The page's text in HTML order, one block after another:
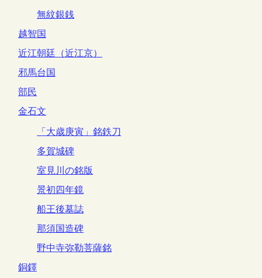
無紋銀銭
越智国
近江朝廷（近江京）
邪馬台国
部民
金石文
「大歳庚寅」銘鉄刀
多賀城碑
室見川の銘版
景初四年鏡
船王後墓誌
那須国造碑
野中寺弥勒菩薩銘
銅鐸